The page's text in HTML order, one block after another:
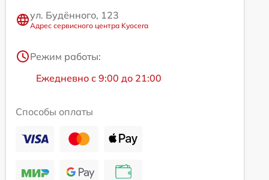
ул. Будённого, 123
Адрес сервисного центра Kyocera
Режим работы:
Ежедневно с 9:00 до 21:00
Способы оплаты